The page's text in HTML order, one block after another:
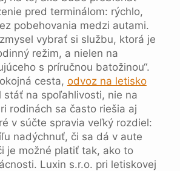
pred terminálom: rýchlo,
pobehovania medzi autami.
vybrať si službu, ktorá je
režim, a nielen na
s príručnou batožinou“.
cesta, odvoz na letisko
stáť na spoľahlivosti, nie na
rodinách sa často riešia aj
v súčte spravia veľký rozdiel:
nadýchnuť, či sa dá v aute
je možné platiť tak, ako to
Luxin s.r.o. pri letiskovej